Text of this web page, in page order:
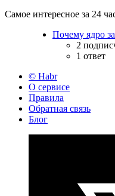
Самое интересное за 24
Почему ядро
2
1 ответ
© Habr
О сервисе
Правила
Обратная связь
Блог